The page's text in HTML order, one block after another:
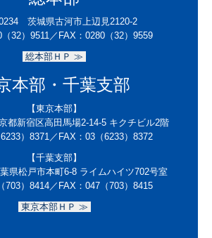
茨城県古河市上辺見2120-2
32）9511／ FAX：0280（32）9559
総本部ＨＰ ≫
本部・千葉支部
【東京本部】
都新宿区高田馬場2-14-5 キクチビル2階
）8371 ／FAX： 03（6233）8372
【千葉支部】
県松戸市本町6-8 ライムハイツ702号室
703）8414／ FAX：047（703）8415
東京本部ＨＰ ≫